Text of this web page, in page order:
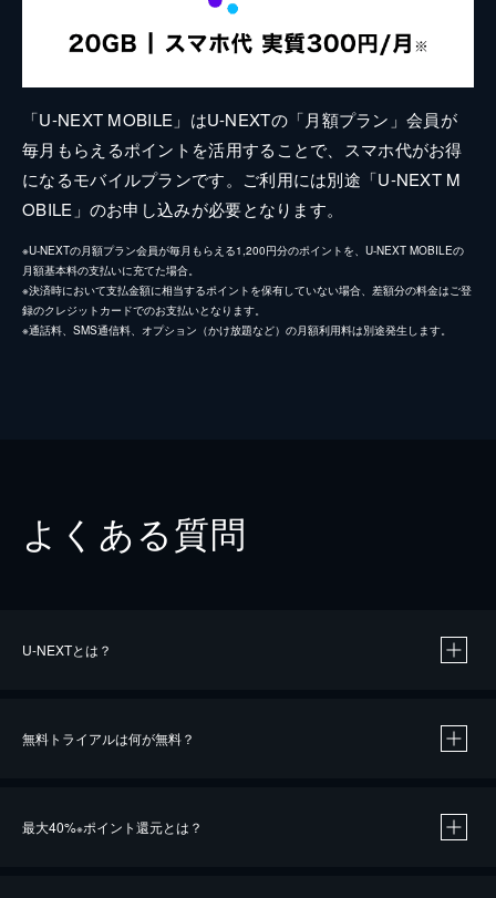
「U-NEXT MOBILE」はU-NEXTの「月額プラン」会員が
毎月もらえるポイントを活用することで、スマホ代がお得
になるモバイルプランです。ご利用には別途「U-NEXT M
OBILE」のお申し込みが必要となります。
※U-NEXTの月額プラン会員が毎月もらえる1,200円分のポイントを、U-NEXT MOBILEの
月額基本料の支払いに充てた場合。
※決済時において支払金額に相当するポイントを保有していない場合、差額分の料金はご登
録のクレジットカードでのお支払いとなります。
※通話料、SMS通信料、オプション（かけ放題など）の月額利用料は別途発生します。
よくある質問
U-NEXTとは？
無料トライアルは何が無料？
最大40%※ポイント還元とは？